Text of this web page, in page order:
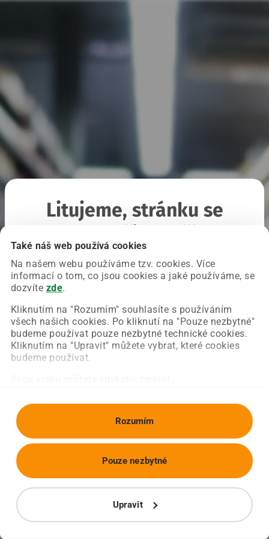
Také náš web používá cookies
Na našem webu používáme tzv. cookies. Více
informací o tom, co jsou cookies a jaké používáme, se
dozvíte zde.
Kliknutím na "Rozumím" souhlasíte s používáním
všech našich cookies. Po kliknutí na "Pouze nezbytné"
budeme používat pouze nezbytné technické cookies.
Kliknutím na "Upravit" můžete vybrat, které cookies
budeme používat.
Rozumím
Upravit
Pouze nezbytné
Litujeme, stránku se
Chyba nastala na naší straně a už ji opravujeme.
Zkuste prosím znovu načíst požadovanou stránku.
Obnovit stránku Úvodní strana